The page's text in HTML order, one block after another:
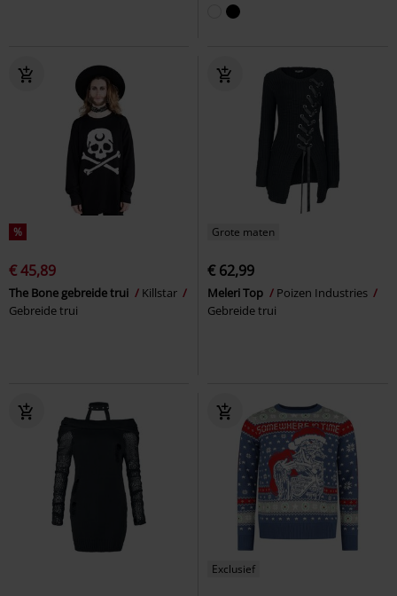
%
€ 45,89
The Bone gebreide trui
Killstar
Gebreide trui
Grote maten
€ 62,99
Meleri Top
Poizen Industries
Gebreide trui
Exclusief